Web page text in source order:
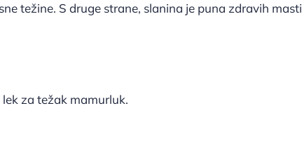
težine. S druge strane, slanina je puna zdravih masti
za težak mamurluk.